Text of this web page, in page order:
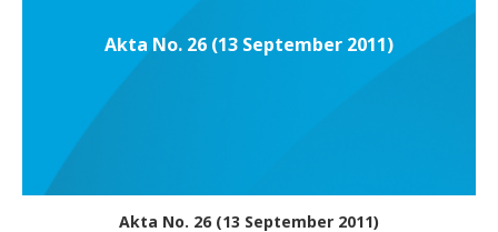
Akta No. 26 (13 September 2011)
Akta No. 26 (13 September 2011)